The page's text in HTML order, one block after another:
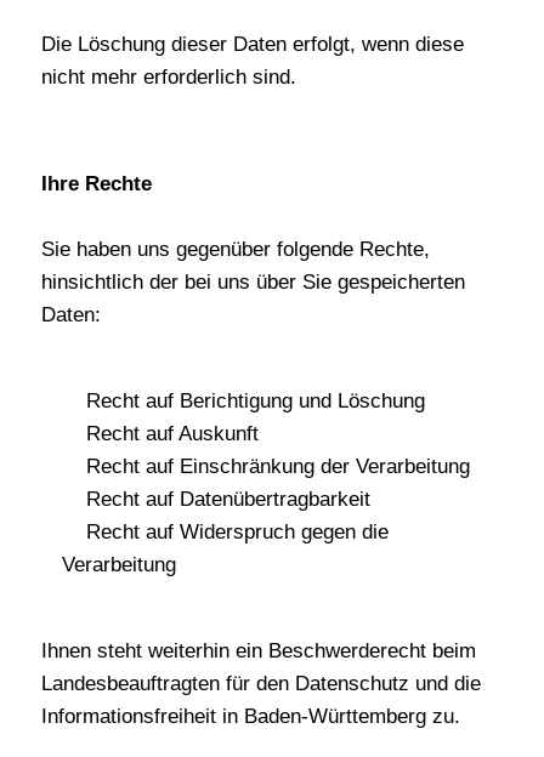
Die Löschung dieser Daten erfolgt, wenn diese
nicht mehr erforderlich sind.
Ihre Rechte
Sie haben uns gegenüber folgende Rechte,
hinsichtlich der bei uns über Sie gespeicherten
Daten:
Recht auf Berichtigung und Löschung
Recht auf Auskunft
Recht auf Einschränkung der Verarbeitung
Recht auf Datenübertragbarkeit
Recht auf Widerspruch gegen die
Verarbeitung
Ihnen steht weiterhin ein Beschwerderecht beim
Landesbeauftragten für den Datenschutz und die
Informationsfreiheit in Baden-Württemberg zu.